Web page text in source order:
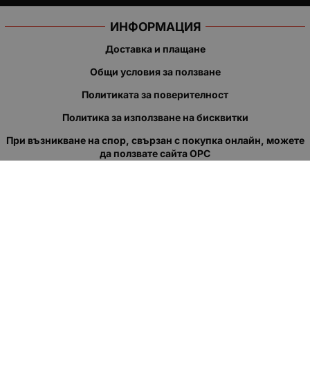
ИНФОРМАЦИЯ
Доставка и плащане
Общи условия за ползване
Политиката за поверителност
Политика за използване на бисквитки
При възникване на спор, свързан с покупка онлайн, можете
да ползвате сайта ОРС